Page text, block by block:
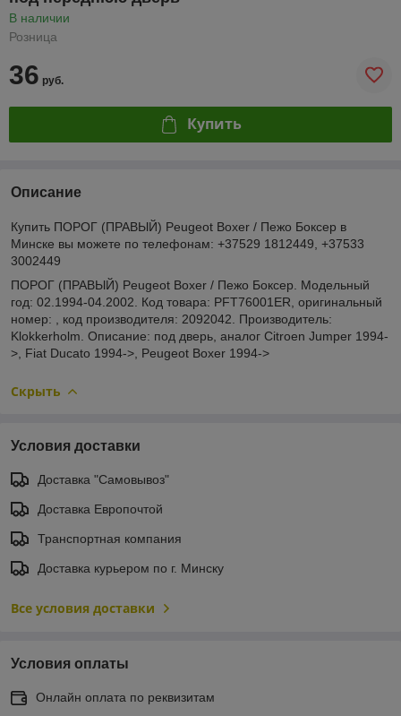
В наличии
Розница
36 руб.
Купить
Описание
Купить ПОРОГ (ПРАВЫЙ) Peugeot Boxer / Пежо Боксер в
Минске вы можете по телефонам: +37529 1812449, +37533
3002449
ПОРОГ (ПРАВЫЙ) Peugeot Boxer / Пежо Боксер. Модельный
год: 02.1994-04.2002. Код товара: PFT76001ER, оригинальный
номер: , код производителя: 2092042. Производитель:
Klokkerholm. Описание: под дверь, аналог Citroen Jumper 1994-
>, Fiat Ducato 1994->, Peugeot Boxer 1994->
Скрыть
Условия доставки
Доставка "Самовывоз"
Доставка Европочтой
Транспортная компания
Доставка курьером по г. Минску
Все условия доставки
Условия оплаты
Онлайн оплата по реквизитам